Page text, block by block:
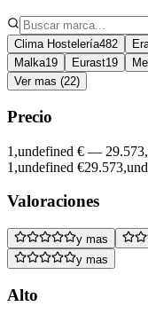
Clima Hostelería482
Malka19 Eurast19
Ver mas (22)
Precio
1,undefined € —
1,undefined €
Valoraciones
y mas
y mas
Alto